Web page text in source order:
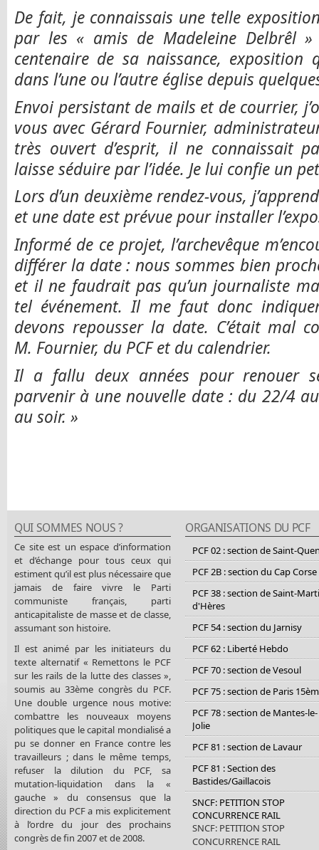
De fait, je connaissais une telle
par les « amis de Madeleine Delbrêl
centenaire de sa naissance, exposition
dans l’une ou l’autre église depuis
Envoi persistant de mails et de courrier,
vous avec Gérard Fournier,
très ouvert d’esprit, il ne connaissait
laisse séduire par l’idée. Je lui confie un
Lors d’un deuxième rendez-vous,
et une date est prévue pour installer
Informé de ce projet, l’archevêque
différer la date : nous sommes bien
et il ne faudrait pas qu’un journaliste
tel événement. Il me faut donc
devons repousser la date. C’était mal
M. Fournier, du PCF et du calendrier.
Il a fallu deux années pour renouer
parvenir à une nouvelle date : du 22/4
au soir. »
QUI SOMMES NOUS ?
Ce site est un espace d’information
et d’échange pour tous ceux qui
estiment qu’il est plus nécessaire que
jamais de faire vivre le Parti
communiste français, parti
anticapitaliste de masse et de classe,
assumant son histoire.
Il est animé par les initiateurs du
texte alternatif « Remettons le PCF
sur les rails de la lutte des classes »,
soumis au 33ème congrès du PCF.
Une double urgence nous motive:
combattre les nouveaux moyens
politiques que le capital mondialisé a
pu se donner en France contre les
travailleurs ; dans le même temps,
refuser la dilution du PCF, sa
mutation-liquidation dans la «
gauche » du consensus que la
direction du PCF a mis explicitement
à l’ordre du jour des prochains
congrès de fin 2007 et de 2008.
ORGANISATIONS DU PCF
PCF 02 : section de Saint-
PCF 2B : section du Cap Corse
PCF 38 : section de Saint-
d'Hères
PCF 54 : section du Jarnisy
PCF 62 : Liberté Hebdo
PCF 70 : section de Vesoul
PCF 75 : section de Paris
PCF 78 : section de Mantes-le-
Jolie
PCF 81 : section de Lavaur
PCF 81 : Section des
Bastides/Gaillacois
SNCF: PETITION STOP
CONCURRENCE RAIL
SNCF: PETITION STOP
CONCURRENCE RAIL